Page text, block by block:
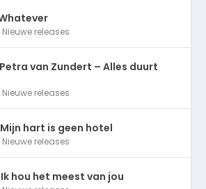
Nieuwe releases
van Zundert – Alles duurt
Nieuwe releases
hart is geen hotel
Nieuwe releases
hou het meest van jou